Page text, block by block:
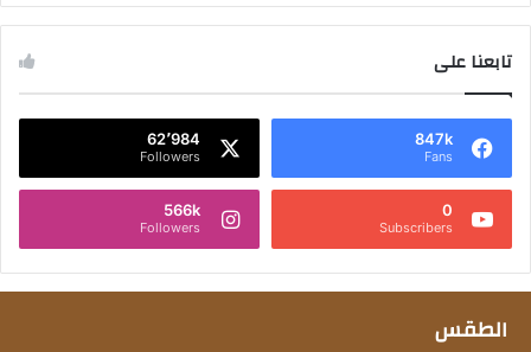
تابعنا على
847k
Fans
62٬984
Followers
0
Subscribers
566k
Followers
الطقس